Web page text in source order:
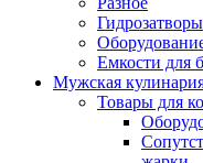
Гидрозатворы
Емкости для
Мужская
Товары для